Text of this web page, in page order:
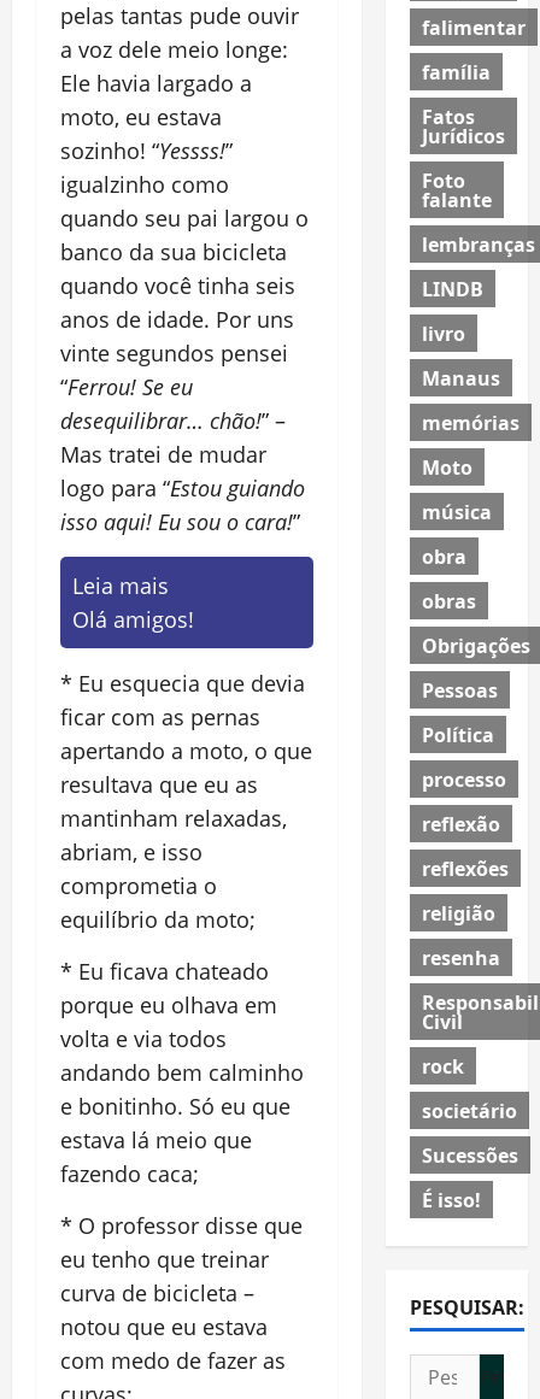
pelas tantas pude ouvir
a voz dele meio longe:
Ele havia largado a
moto, eu estava
sozinho! “Yessss!”
igualzinho como
quando seu pai largou o
banco da sua bicicleta
quando você tinha seis
anos de idade. Por uns
vinte segundos pensei
“Ferrou! Se eu
desequilibrar… chão!” –
Mas tratei de mudar
logo para “Estou guiando
isso aqui! Eu sou o cara!”
Leia mais
Olá amigos!
* Eu esquecia que devia
ficar com as pernas
apertando a moto, o que
resultava que eu as
mantinham relaxadas,
abriam, e isso
comprometia o
equilíbrio da moto;
* Eu ficava chateado
porque eu olhava em
volta e via todos
andando bem calminho
e bonitinho. Só eu que
estava lá meio que
fazendo caca;
* O professor disse que
eu tenho que treinar
curva de bicicleta –
notou que eu estava
com medo de fazer as
falimentar
família
Fatos
Jurídicos
Foto
falante
lembranças
LINDB
livro
Manaus
memórias
Moto
música
obra
obras
Obrigações
Pessoas
Política
processo
reflexão
reflexões
religião
resenha
Civil
rock
societário
Sucessões
É isso!
PESQUISAR:
Pesquisar